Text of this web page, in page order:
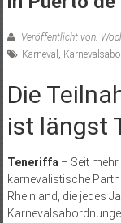
Veröffentlicht von:
Karneval ,
Die
ist längst
Teneriffa– Seit mehr
karnevalistische
Rheinland, die jedes